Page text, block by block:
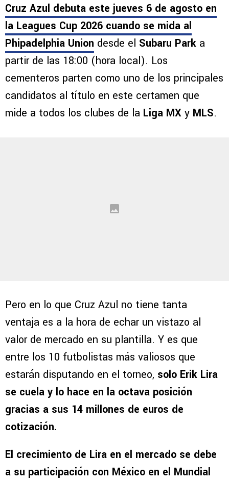
Cruz Azul debuta este jueves 6 de agosto en
la Leagues Cup 2026 cuando se mida al
Phipadelphia Union desde el Subaru Park a
partir de las 18:00 (hora local). Los
cementeros parten como uno de los principales
candidatos al título en este certamen que
mide a todos los clubes de la Liga MX y MLS.
Pero en lo que Cruz Azul no tiene tanta
ventaja es a la hora de echar un vistazo al
valor de mercado en su plantilla. Y es que
entre los 10 futbolistas más valiosos que
estarán disputando en el torneo, solo Erik Lira
se cuela y lo hace en la octava posición
gracias a sus 14 millones de euros de
cotización.
El crecimiento de Lira en el mercado se debe
a su participación con México en el Mundial